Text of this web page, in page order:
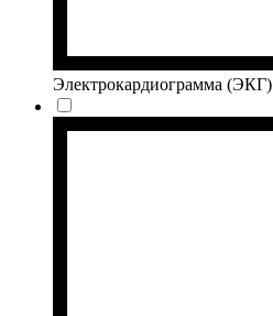
Электрокардиограмма (ЭКГ)